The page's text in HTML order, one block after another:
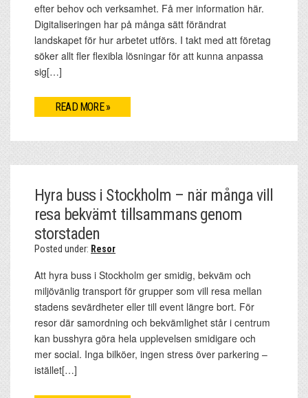
efter behov och verksamhet. Få mer information här.
Digitaliseringen har på många sätt förändrat
landskapet för hur arbetet utförs. I takt med att företag
söker allt fler flexibla lösningar för att kunna anpassa
sig[…]
READ MORE »
Hyra buss i Stockholm – när många vill
resa bekvämt tillsammans genom
storstaden
Posted under: Resor
Att hyra buss i Stockholm ger smidig, bekväm och
miljövänlig transport för grupper som vill resa mellan
stadens sevärdheter eller till event längre bort. För
resor där samordning och bekvämlighet står i centrum
kan busshyra göra hela upplevelsen smidigare och
mer social. Inga bilköer, ingen stress över parkering –
istället[…]